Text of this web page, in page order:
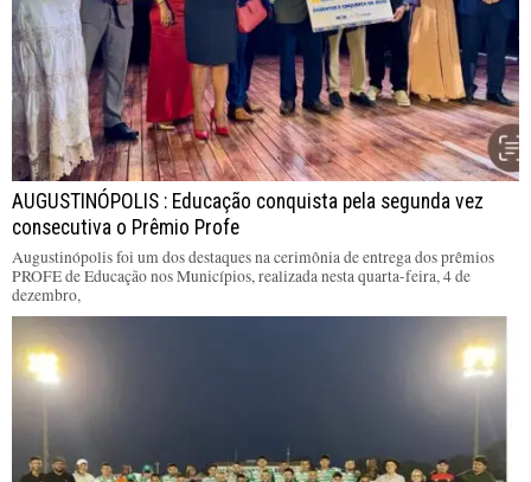
AUGUSTINÓPOLIS : Educação conquista pela segunda vez
consecutiva o Prêmio Profe
Augustinópolis foi um dos destaques na cerimônia de entrega dos prêmios
PROFE de Educação nos Municípios, realizada nesta quarta-feira, 4 de
dezembro,